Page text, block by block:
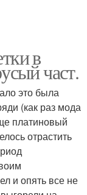
в
част.
это была
(как раз мода
платиновый
отрастить
и опять все не